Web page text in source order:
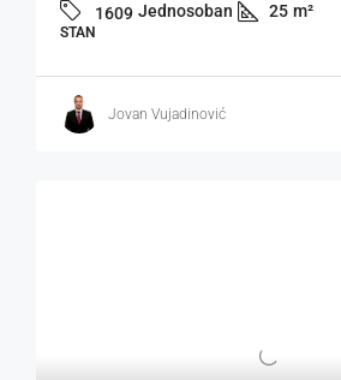
1609 Jednosoban 25 m²
STAN
Jovan Vujadinović